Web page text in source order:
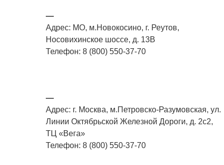
—
Адрес: МО, м.Новокосино, г. Реутов,
Носовихинское шоссе, д. 13В
Телефон: 8 (800) 550-37-70
—
Адрес: г. Москва, м.Петровско-Разумовская, ул.
Линии Октябрьской Железной Дороги, д. 2с2,
ТЦ «Вега»
Телефон: 8 (800) 550-37-70